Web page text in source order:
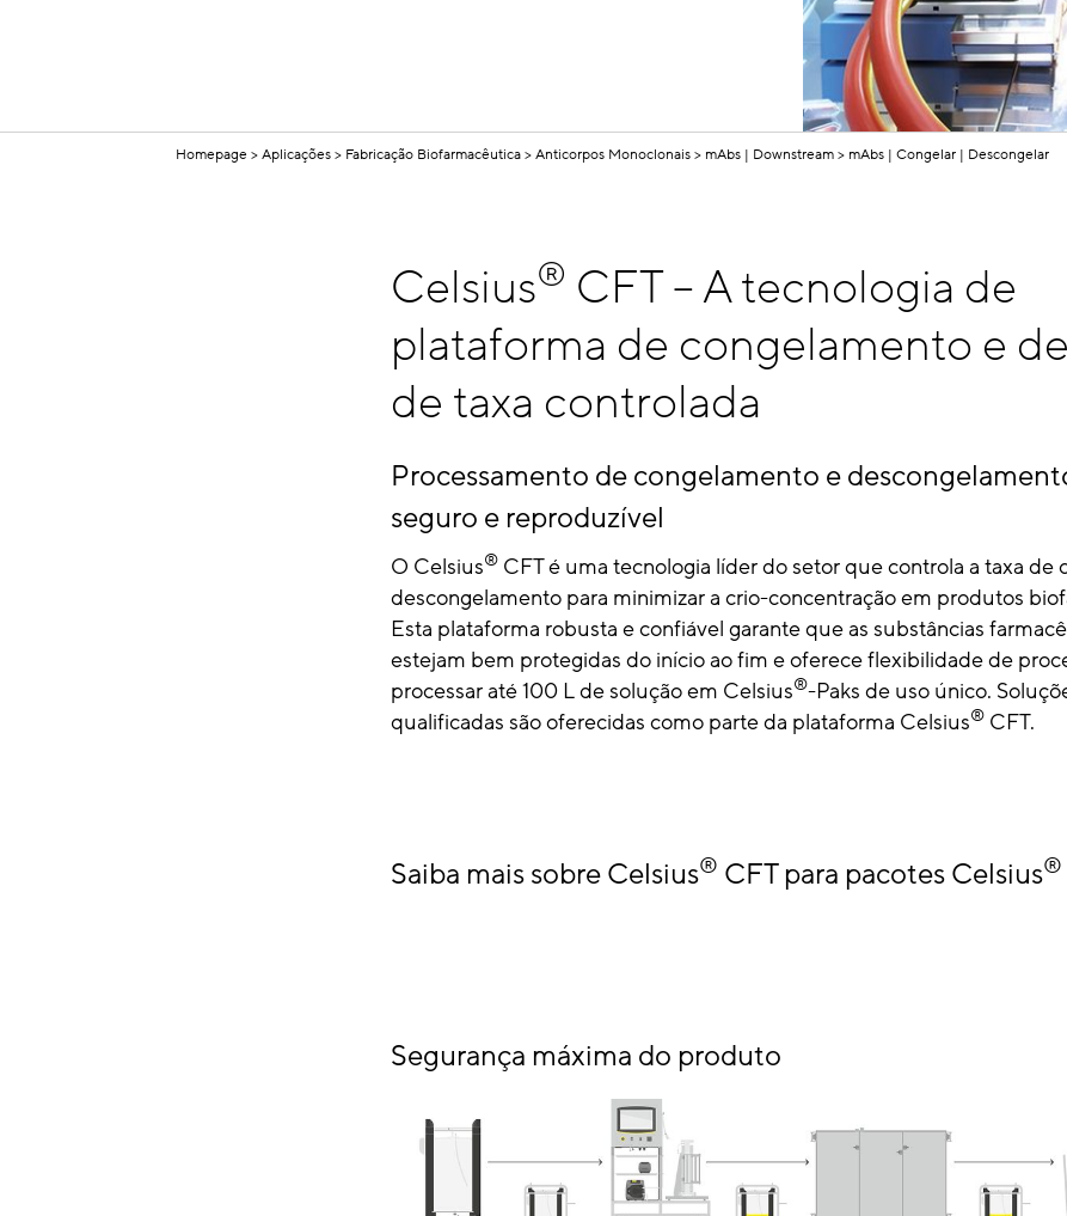
Homepage Aplicações Fabricação Biofarmacêutica Anticorpos Monoclonais mAbs | Downstream mAbs | Congelar | Descongelar
Celsius® CFT – A tecnologia de
plataforma de congelamento e
de taxa controlada
Processamento de congelamento e
seguro e reproduzível
O Celsius® CFT é uma tecnologia líder do setor que controla a taxa de
descongelamento para minimizar a crio-concentração em produtos
Esta plataforma robusta e confiável garante que as substâncias
estejam bem protegidas do início ao fim e oferece flexibilidade de
processar até 100 L de solução em Celsius®-Paks de uso único.
qualificadas são oferecidas como parte da plataforma Celsius® CFT.
Saiba mais sobre Celsius® CFT para pacotes Celsius®
Segurança máxima do produto